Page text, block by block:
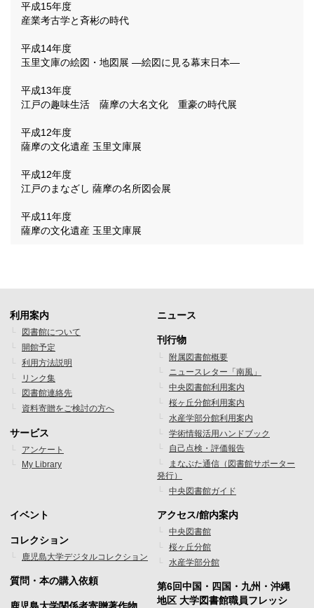
平成15年度
産業考古学と斉彬の時代
平成14年度
玉里文庫の絵図・地図展 ―絵図に見る幕末日本―
平成13年度
江戸の趣味生活 薩摩の大名文化 重豪の時代展
平成12年度
薩摩の文化遺産 玉里文庫展
平成12年度
江戸のまなざし 薩摩の名所図会展
平成11年度
薩摩の文化遺産 玉里文庫展
フ
ッ
タ
ー
メ
ニ
ュ
1
利用案内
図書館について
開館予定
利用方法説明
リンク集
図書館連絡先
資料寄贈をご検討の方へ
サービス
アンケート
My Library
フ
ッ
タ
ー
メ
ニ
ュ
ー
2
ニュース
刊行物
附属図書館概要
ニュースレター「南風」
中央図書館利用案内
桜ヶ丘分館利用案内
水産学部分館利用案内
学術情報活用ハンドブック
自己点検・評価報告
まなぶた通信（図書館サポーター
発行）
中央図書館ガイド
フ
ッ
タ
ー
イベント
コレクション
鹿児島大学デジタルコレクション
質問・本の購入依頼
鹿児島大学関係者寄贈著作物
フ
ッ
タ
ー
アクセス/館内案内
中央図書館
桜ヶ丘分館
水産学部分館
第6回中国・四国・九州・沖縄
地区 大学図書館職員フレッシ